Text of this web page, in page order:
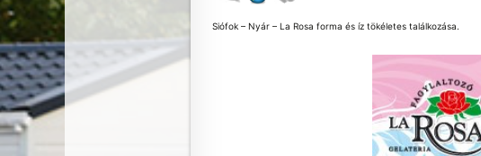
Siófok – Nyár – La Rosa forma és íz tökéletes találkozása.